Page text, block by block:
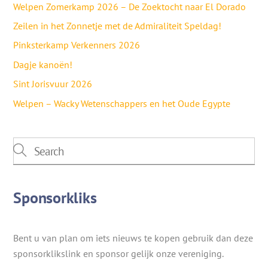
Welpen Zomerkamp 2026 – De Zoektocht naar El Dorado
Zeilen in het Zonnetje met de Admiraliteit Speldag!
Pinksterkamp Verkenners 2026
Dagje kanoën!
Sint Jorisvuur 2026
Welpen – Wacky Wetenschappers en het Oude Egypte
Sponsorkliks
Bent u van plan om iets nieuws te kopen gebruik dan deze
sponsorklikslink en sponsor gelijk onze vereniging.